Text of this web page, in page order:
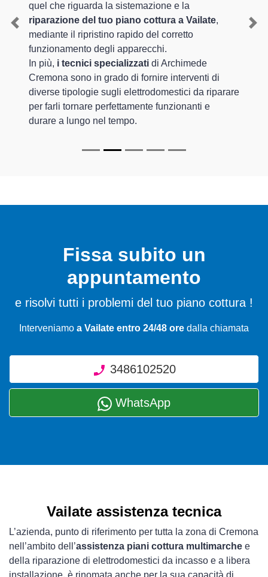
quel che riguarda la sistemazione e la
riparazione del tuo piano cottura a Vailate,
mediante il ripristino rapido del corretto
funzionamento degli apparecchi.
In più, i tecnici specializzati di Archimede
Cremona sono in grado di fornire interventi di
diverse tipologie sugli elettrodomestici da riparare
per farli tornare perfettamente funzionanti e
durare a lungo nel tempo.
Previous
Fissa subito un
appuntamento
e risolvi tutti i problemi del tuo piano cottura !
Interveniamo a Vailate entro 24/48 ore dalla chiamata
3486102520
WhatsApp
Vailate assistenza tecnica
L’azienda, punto di riferimento per tutta la zona di Cremona
nell’ambito dell’assistenza piani cottura multimarche e
della riparazione di elettrodomestici da incasso e a libera